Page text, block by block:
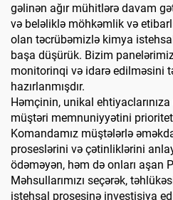
gəlinən ağır mühitlərə davam
və beləliklə möhkəmlik və
olan təcrübəmizlə kimya
başa düşürük. Bizim
monitorinqi və idarə edilməsini
hazırlanmışdır.
Həmçinin, unikal
müştəri memnuniyyətini
Komandamız müştələrlə
proseslərini və çətinliklərini
ödəməyən, həm də onları aşan
Məhsullarımızı seçərək,
istehsal prosesinə investisiya